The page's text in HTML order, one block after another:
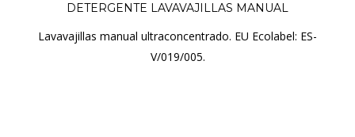
DETERGENTE LAVAVAJILLAS MANUAL
Lavavajillas manual ultraconcentrado. EU Ecolabel: ES-
V/019/005.